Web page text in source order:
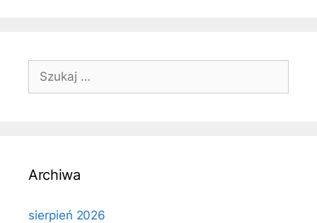
Szukaj:
Archiwa
sierpień 2026